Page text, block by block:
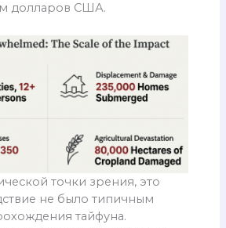
долларов США.
точки зрения, это
не было типичным
тайфуна.